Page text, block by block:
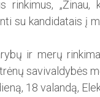
rinkimus, „Žinau,
su kandidatais į
ir merų
savivaldybės
18 valandą,